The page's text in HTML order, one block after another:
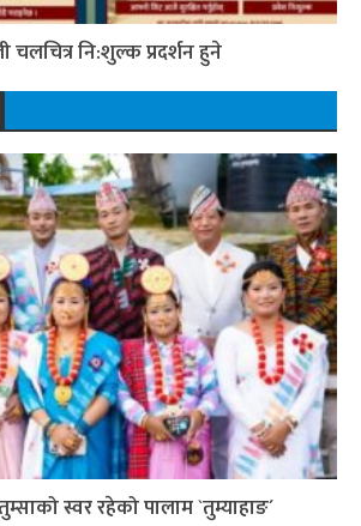
चलचित्र नि:शुल्क प्रदर्शन हुने
स्वर रहेको पालाम `तुम्याहाङ´